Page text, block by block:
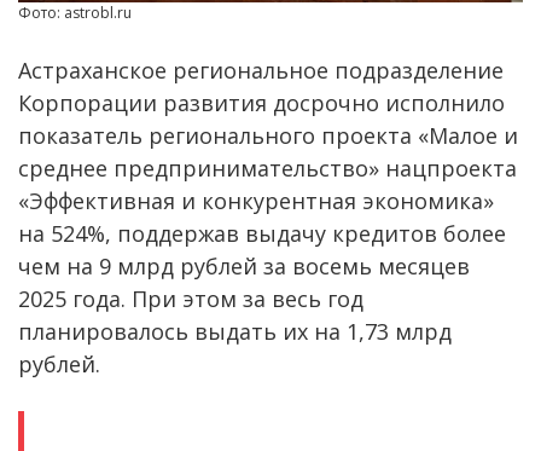
Фото: astrobl.ru
Астраханское региональное подразделение
Корпорации развития досрочно исполнило
показатель регионального проекта «Малое и
среднее предпринимательство» нацпроекта
«Эффективная и конкурентная экономика»
на 524%, поддержав выдачу кредитов более
чем на 9 млрд рублей за восемь месяцев
2025 года. При этом за весь год
планировалось выдать их на 1,73 млрд
рублей.